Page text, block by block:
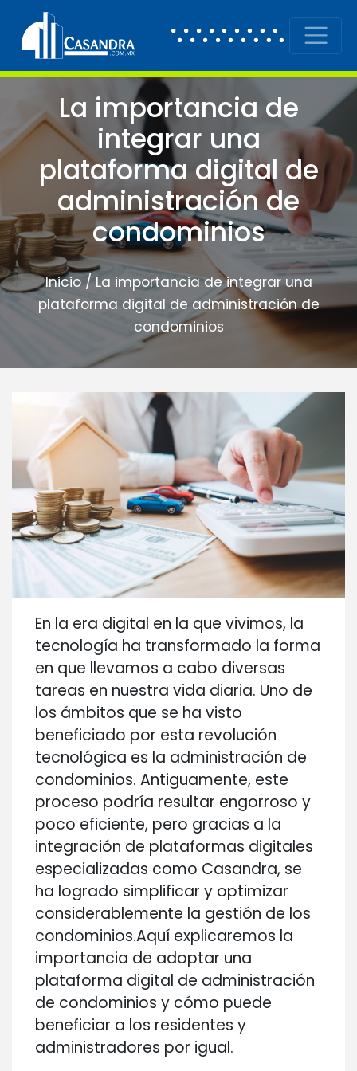
Skip to content
Main Navigation
La importancia de
integrar una
plataforma digital de
administración de
condominios
Inicio/La importancia de integrar una
plataforma digital de administración de
condominios
En la era digital en la que vivimos, la
tecnología ha transformado la forma
en que llevamos a cabo diversas
tareas en nuestra vida diaria. Uno de
los ámbitos que se ha visto
beneficiado por esta revolución
tecnológica es la administración de
condominios. Antiguamente, este
proceso podría resultar engorroso y
poco eficiente, pero gracias a la
integración de plataformas digitales
especializadas como Casandra, se
ha logrado simplificar y optimizar
considerablemente la gestión de los
condominios.Aquí explicaremos la
importancia de adoptar una
plataforma digital de administración
de condominios y cómo puede
beneficiar a los residentes y
administradores por igual.